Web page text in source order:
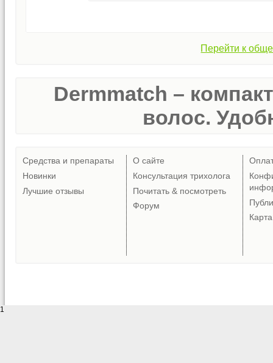
Перейти к
Dermmatch –
волос.
Средства и препараты
Новинки
Лучшие отзывы
О сайте
Консультация трихолога
Почитать & посмотреть
Форум
1